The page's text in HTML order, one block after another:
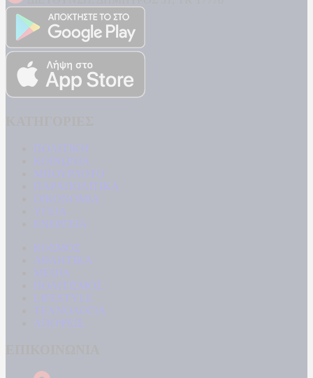
ΠΟΛΙΤΙΚΗ
ΚΟΙΝΩΝΙΑ
ΜΠΟΥΡΛΟΤΟ
ΠΑΡΑΠΟΛΙΤΙΚΑ
ΟΙΚΟΝΟΜΙΑ
ΥΓΕΙΑ
ΕΝΕΡΓΕΙΑ
ΚΟΣΜΟΣ
ΑΘΛΗΤΙΚΑ
MEDIA
ΠΟΛΙΤΙΣΜΟΣ
LIFESTYLE
ΤΕΧΝΟΛΟΓΙΑ
ΑΠΟΨΕΙΣ